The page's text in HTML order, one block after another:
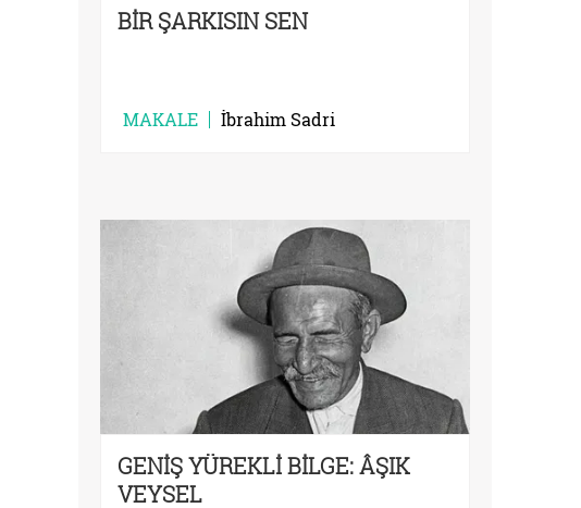
BİR ŞARKISIN SEN
MAKALE İbrahim Sadri
GENİŞ YÜREKLİ BİLGE: ÂŞIK
VEYSEL